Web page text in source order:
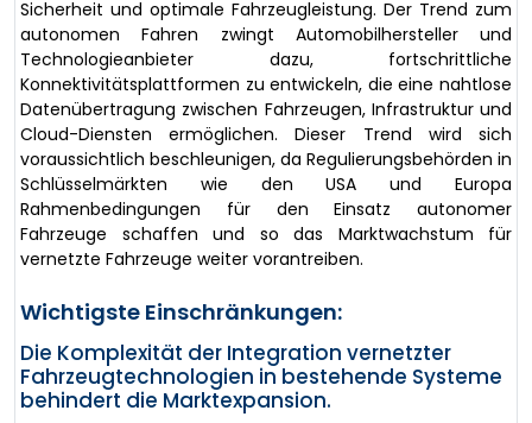
Sicherheit und optimale Fahrzeugleistung. Der Trend zum
autonomen Fahren zwingt Automobilhersteller und
Technologieanbieter dazu, fortschrittliche
Konnektivitätsplattformen zu entwickeln, die eine nahtlose
Datenübertragung zwischen Fahrzeugen, Infrastruktur und
Cloud-Diensten ermöglichen. Dieser Trend wird sich
voraussichtlich beschleunigen, da Regulierungsbehörden in
Schlüsselmärkten wie den USA und Europa
Rahmenbedingungen für den Einsatz autonomer
Fahrzeuge schaffen und so das Marktwachstum für
vernetzte Fahrzeuge weiter vorantreiben.
Wichtigste Einschränkungen:
Die Komplexität der Integration vernetzter
Fahrzeugtechnologien in bestehende Systeme
behindert die Marktexpansion.